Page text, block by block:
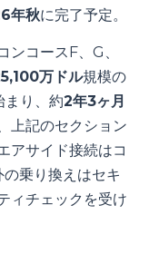
年秋に完了予定。
ンコースF、G、
5,100万ドル規模の
まり、約2年3ヶ月
上記のセクション
アサイド接続はコ
乗り換えはセキ
ィチェックを受け